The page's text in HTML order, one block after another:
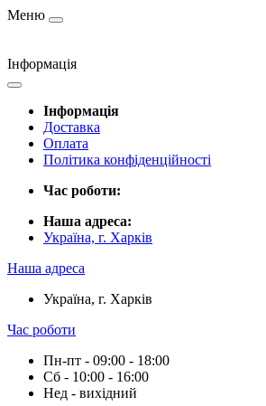
Меню
Інформація
Інформація
Доставка
Оплата
Політика конфіденційності
Час роботи:
Наша адреса:
Україна, г. Харків
Наша адреса
Україна, г. Харків
Час роботи
Пн-пт - 09:00 - 18:00
Сб - 10:00 - 16:00
Нед - вихідний